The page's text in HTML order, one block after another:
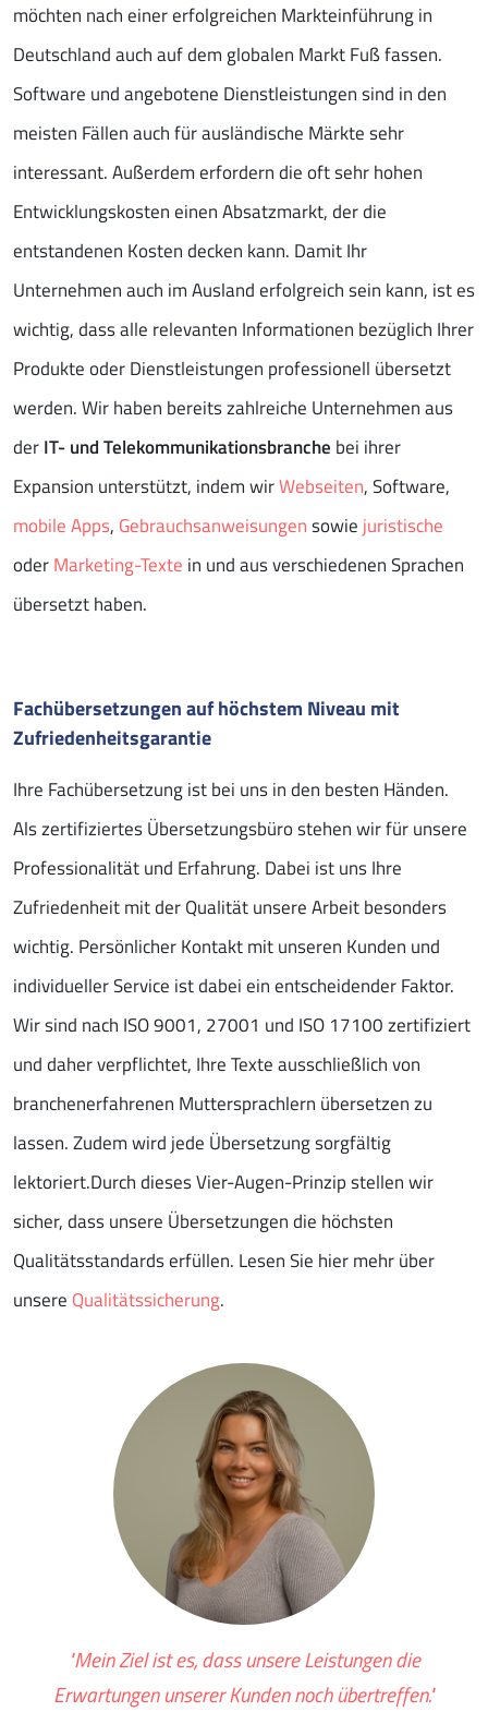
möchten nach einer erfolgreichen Markteinführung in
Deutschland auch auf dem globalen Markt Fuß fassen.
Software und angebotene Dienstleistungen sind in den
meisten Fällen auch für ausländische Märkte sehr
interessant. Außerdem erfordern die oft sehr hohen
Entwicklungskosten einen Absatzmarkt, der die
entstandenen Kosten decken kann. Damit Ihr
Unternehmen auch im Ausland erfolgreich sein kann, ist es
wichtig, dass alle relevanten Informationen bezüglich Ihrer
Produkte oder Dienstleistungen professionell übersetzt
werden. Wir haben bereits zahlreiche Unternehmen aus
derIT- und Telekommunikationsbranche bei ihrer
Expansion unterstützt, indem wirWebseiten, Software,
mobile Apps, Gebrauchsanweisungensowie juristische
oderMarketing-Texte in und aus verschiedenen Sprachen
übersetzt haben.
Fachübersetzungen auf höchstem Niveau mit
Zufriedenheitsgarantie
Ihre Fachübersetzung ist bei uns in den besten Händen.
Als zertifiziertes Übersetzungsbüro stehen wir für unsere
Professionalität und Erfahrung. Dabei ist uns Ihre
Zufriedenheit mit der Qualität unsere Arbeit besonders
wichtig. Persönlicher Kontakt mit unseren Kunden und
individueller Service ist dabei ein entscheidender Faktor.
Wir sind nach ISO 9001, 27001 und ISO 17100 zertifiziert
und daher verpflichtet, Ihre Texte ausschließlich von
branchenerfahrenen Muttersprachlern übersetzen zu
lassen. Zudem wird jede Übersetzung sorgfältig
lektoriert.Durch dieses Vier-Augen-Prinzip stellen wir
sicher, dass unsere Übersetzungen die höchsten
Qualitätsstandards erfüllen. Lesen Sie hier mehr über
unsere Qualitätssicherung.
"Mein Ziel ist es, dass unsere Leistungen die
Erwartungen unserer Kunden noch übertreffen."